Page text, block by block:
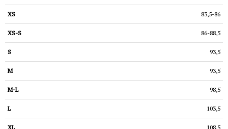
83,5-86
86-88,5
93,5
93,5
98,5
103,5
108,5